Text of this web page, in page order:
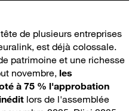
de plusieurs entreprises
est déjà colossale.
patrimoine et une richesse
novembre, les
à 75 % l'approbation
lors de l'assemblée